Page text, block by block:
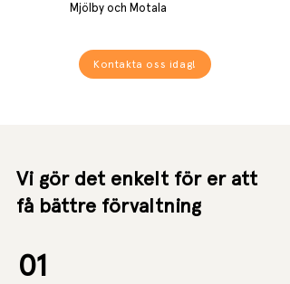
Mjölby och Motala
Kontakta oss idag!
Vi gör det enkelt för er att
få bättre förvaltning
01